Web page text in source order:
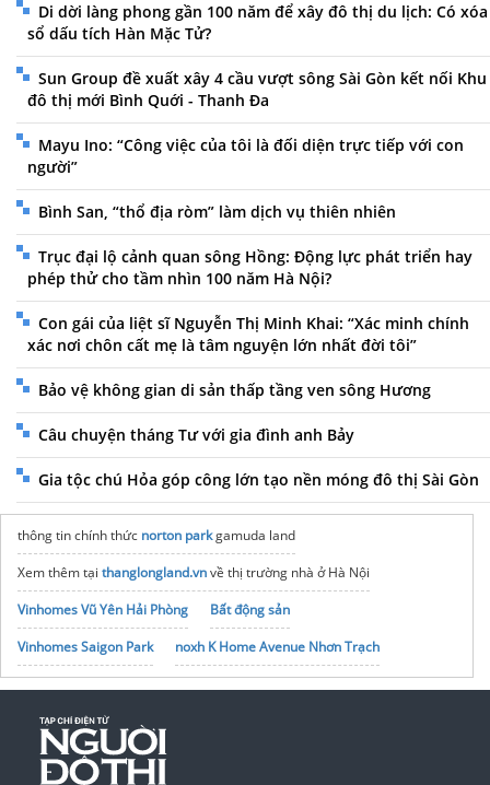
Di dời làng phong gần 100 năm để xây đô thị du lịch: Có xóa
sổ dấu tích Hàn Mặc Tử?
Sun Group đề xuất xây 4 cầu vượt sông Sài Gòn kết nối Khu
đô thị mới Bình Quới - Thanh Đa
Mayu Ino: “Công việc của tôi là đối diện trực tiếp với con
người”
Bình San, “thổ địa ròm” làm dịch vụ thiên nhiên
Trục đại lộ cảnh quan sông Hồng: Động lực phát triển hay
phép thử cho tầm nhìn 100 năm Hà Nội?
Con gái của liệt sĩ Nguyễn Thị Minh Khai: “Xác minh chính
xác nơi chôn cất mẹ là tâm nguyện lớn nhất đời tôi”
Bảo vệ không gian di sản thấp tầng ven sông Hương
Câu chuyện tháng Tư với gia đình anh Bảy
Gia tộc chú Hỏa góp công lớn tạo nền móng đô thị Sài Gòn
thông tin chính thức norton parkgamuda land
Xem thêm tại thanglongland.vnvề thị trường nhà ở Hà Nội
Vinhomes Vũ Yên Hải Phòng
Bất động sản
Vinhomes Saigon Park
noxh K Home Avenue Nhơn Trạch
Tập đoàn Bcons Group